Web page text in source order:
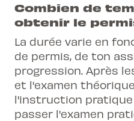
Combien de
obtenir le
La durée varie en
de permis, de ton
progression. Après
et l'examen
l'instruction pratique
passer l'examen